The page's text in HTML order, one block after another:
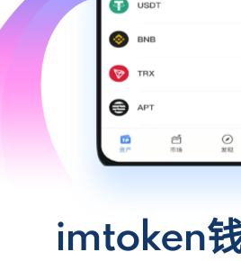
imtoken